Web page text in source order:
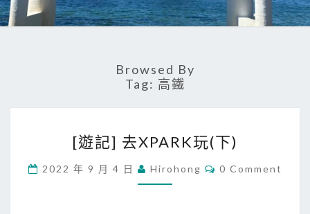
Browsed By
Tag: 高鐵
遊
記
]
[遊記] 去XPARK玩(下)
2022 年 9 月 4 日 Hirohong
C
0 Comment